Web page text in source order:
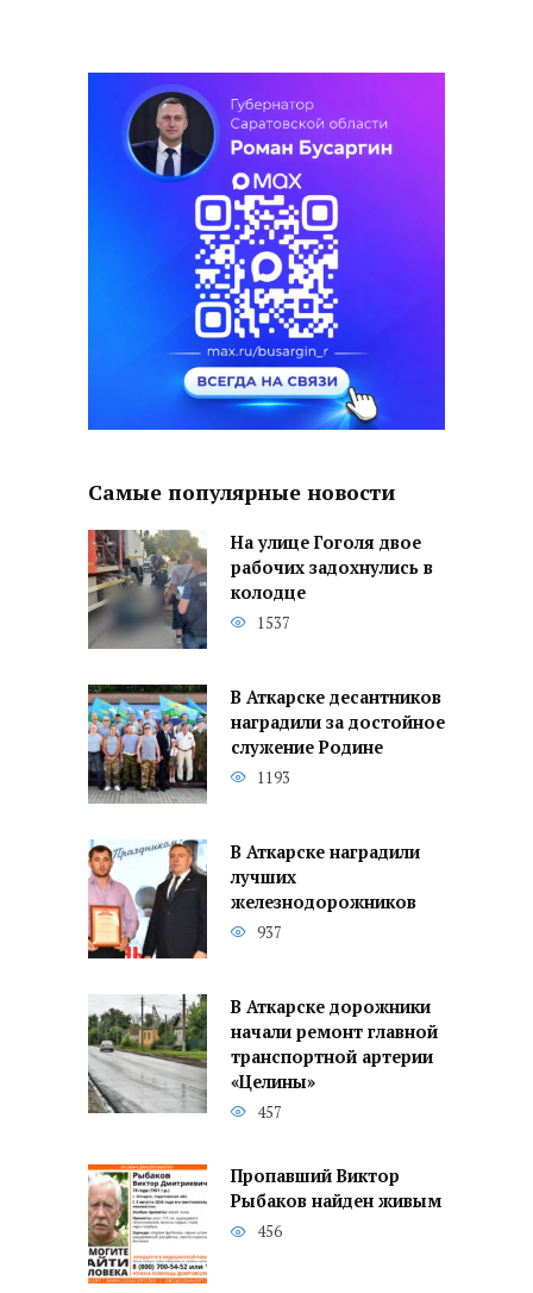
Самые популярные новости
На улице Гоголя двое
рабочих задохнулись в
колодце
1537
В Аткарске десантников
наградили за достойное
служение Родине
1193
В Аткарске наградили
лучших
железнодорожников
937
В Аткарске дорожники
начали ремонт главной
транспортной артерии
«Целины»
457
Пропавший Виктор
Рыбаков найден живым
456